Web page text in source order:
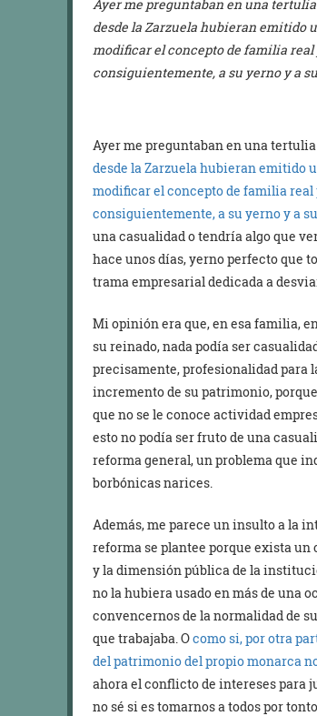
Ayer me preguntaban en una
desde la Zarzuela hubieran emitido
modificar el concepto de familia
consiguientemente, a su yerno y a
Ayer me preguntaban en una
desde la Zarzuela hubieran emitido
modificar el concepto de familia
consiguientemente, a su yerno y a
una casualidad o tendría algo que
hace unos días, yerno perfecto que
trama empresarial dedicada a
Mi opinión era que, en esa familia,
su reinado, nada podía ser
precisamente, profesionalidad para
incremento de su patrimonio,
que no se le conoce actividad
esto no podía ser fruto de una
reforma general, un problema que
borbónicas narices.
Además, me parece un insulto a la
reforma se plantee porque exista
y la dimensión pública de la
no la hubiera usado en más de una
convencernos de la normalidad de
que trabajaba. Ocomo si, por otra
del patrimonio del propio monarca
ahora el conflicto de intereses para
no sé si es tomarnos a todos por